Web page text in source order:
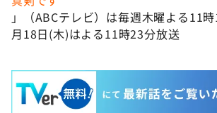
」（ABCテレビ）は毎週木曜よる11
月18日(木)はよる11時23分放送